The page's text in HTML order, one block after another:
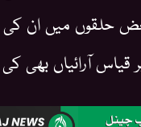
بعض حلقوں میں ان
قیاس آرائیاں بھی